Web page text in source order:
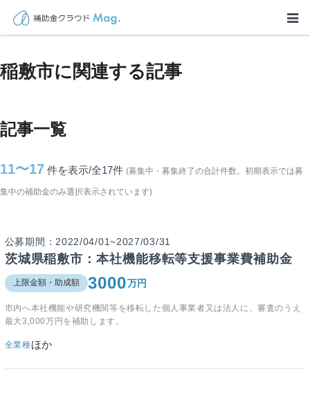
TOP > 補助金・助成金詳細>茨城県
稲敷市に関連する記事
記事一覧
11〜17 件を表示/全17件 (募集中・募集終了の合計件数。初期表示では募
集中の補助金のみ選択表示されています)
公募期間：2022/04/01~2027/03/31
茨城県稲敷市：本社機能移転等支援事業費補助金
上限金額・助成額 3000万円
市内へ本社機能や研究機関等を移転した個人事業者又は法人に、審査のうえ
最大3,000万円を補助します。
全業種ほか